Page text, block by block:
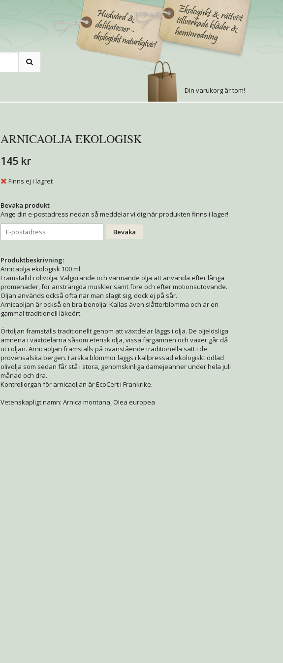
Din varukorg är tom!
ARNICAOLJA EKOLOGISK
145 kr
Finns ej i lagret
Bevaka produkt
Ange din e-postadress nedan så meddelar vi dig när produkten finns i lager!
Bevaka
Produktbeskrivning:
Arnicaolja ekologisk 100 ml
Framställd i olivolja. Välgörande och värmande olja att använda efter långa
promenader, för ansträngda muskler samt före och efter motionsutövande.
Oljan används också ofta när man slagit sig, dock ej på sår.
Arnicaoljan är också en bra benolja! Kallas även slåtterblomma och är en
gammal traditionell läkeört.
Örtoljan framställs traditionellt genom att växtdelar läggs i olja. De oljelösliga
ämnena i växtdelarna såsom eterisk olja, vissa färgämnen och vaxer går då
ut i oljan. Arnicaoljan framställs på ovanstående traditionella sätt i de
provensalska bergen. Färska blommor läggs i kallpressad ekologiskt odlad
olivolja som sedan får stå i stora, genomskinliga damejeanner under hela juli
månad och dra.
Kontrollorgan för arnicaoljan är EcoCert i Frankrike.
Vetenskapligt namn: Arnica montana, Olea europea